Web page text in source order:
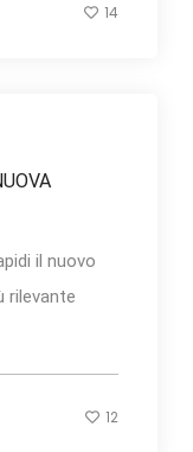
14
il nuovo
rilevante
12